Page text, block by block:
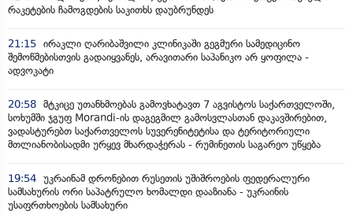
რაკეტების ჩამოგდების საკითხს დაუბრუნდეს
21:15 ირაკლი ღარიბაშვილი კლინიკაში გეგმური სამედიცინო
შემოწმებისთვის გადაიყვანეს, არავითარი საპანიკო არ ყოფილა -
ადვოკატი
20:58 მტკიცე უთანხმოებას გამოვხატავთ 7 აგვისტოს საქართველოში,
სოხუმში ჯგუფ Morandi-ის დაგეგმილ გამოსვლასთან დაკავშირებით,
ვადასტურებთ საქართველოს სუვერენიტეტისა და ტერიტორიული
მთლიანობისადმი ურყევ მხარდაჭერას - რუმინეთის საგარეო უწყება
19:54 უკრაინამ დრონებით რუსეთის უშიშროების ფედერალური
სამსახურის ორი საპატრულო ხომალდი დააზიანა - უკრაინის
უსაფრთხოების სამსახური